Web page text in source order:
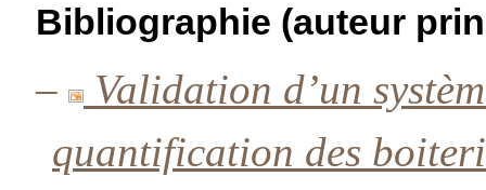
Bibliographie (auteur
–
Validation d’un
quantification des